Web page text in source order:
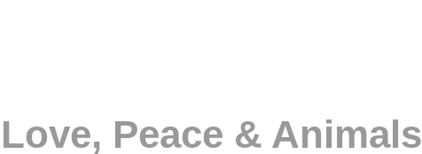
Love, Peace & Animals